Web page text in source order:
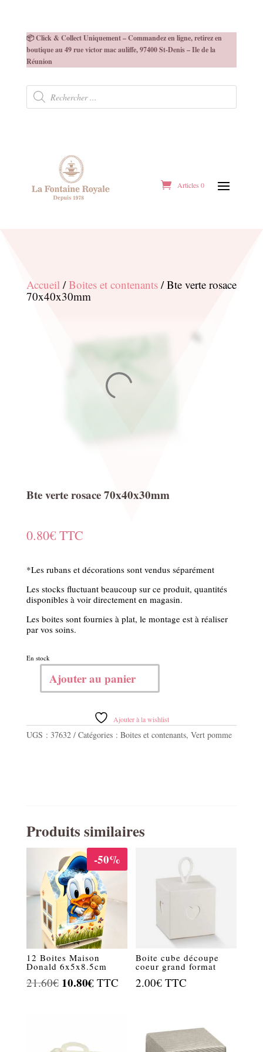
📦 Click & Collect Uniquement – Commandez en ligne, retirez en
boutique au 49 rue victor mac auliffe, 97400 St-Denis – Ile de la
Réunion
Recherche
produits
Articles 0
Accueil/Boites et contenants/ Bte verte rosace
70x40x30mm
Bte verte rosace 70x40x30mm
0.80€ TTC
*Les rubans et décorations sont vendus séparément
Les stocks fluctuant beaucoup sur ce produit, quantités
disponibles à voir directement en magasin.
Les boites sont fournies à plat, le montage est à réaliser
par vos soins.
En stock
rosace
Ajouter au panier
Ajouter à la wishlist
UGS : 37632 Catégories : Boites et contenants, Vert pomme
Produits similaires
-50%
12 Boites Maison
Donald 6x5x8.5cm
21.60€ Le
21.60€.
10.80€Le
TTC
Boite cube découpe
coeur grand format
2.00€ TTC